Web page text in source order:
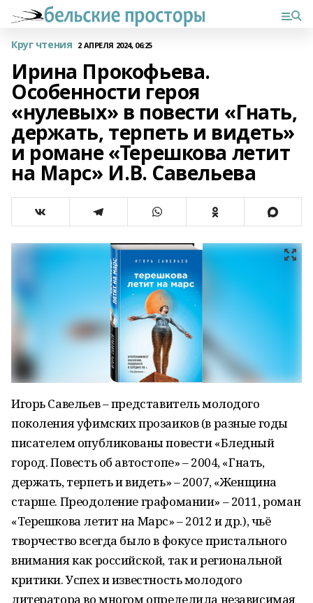
Круг чтения 2 АПРЕЛЯ 2024, 06:25
Ирина Прокофьева.
Особенности героя
«нулевых» в повести «Гнать,
держать, терпеть и видеть»
и романе «Терешкова летит
на Марс» И.В. Савельева
Игорь Савельев – представитель молодого
поколения уфимских прозаиков (в разные годы
писателем опубликованы повести «Бледный
город. Повесть об автостопе» – 2004, «Гнать,
держать, терпеть и видеть» – 2007, «Женщина
старше. Преодоление графомании» – 2011, роман
«Терешкова летит на Марс» – 2012 и др.), чьё
творчество всегда было в фокусе пристального
внимания как российской, так и региональной
критики. Успех и известность молодого
литератора во многом определила независимая